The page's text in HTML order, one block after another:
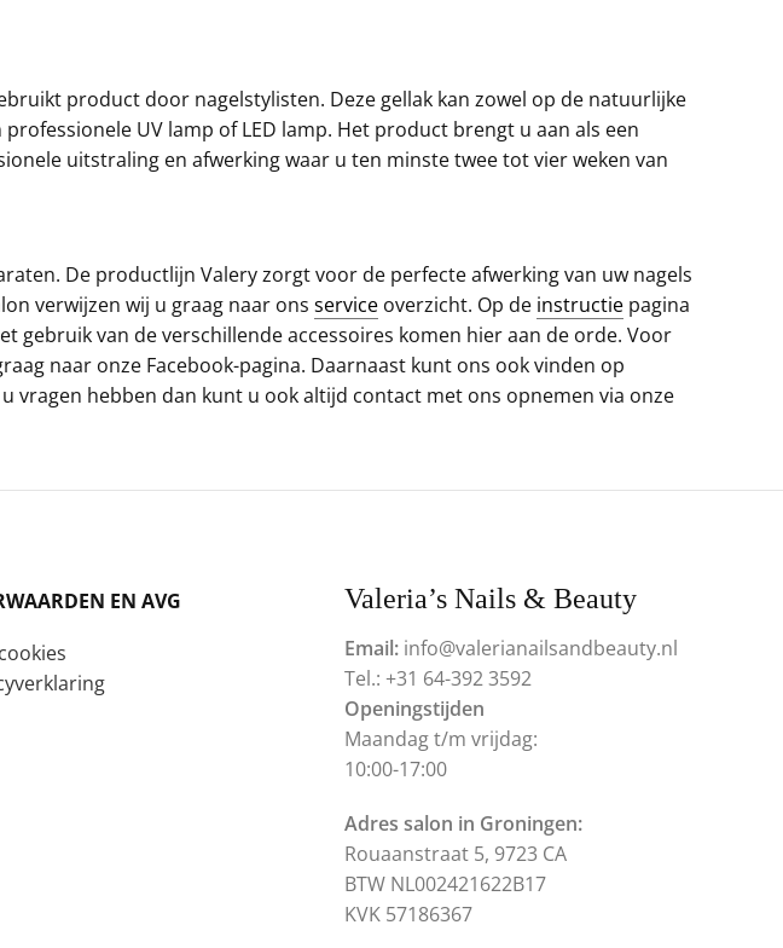
product door nagelstylisten. Deze gellak kan zowel op de natuurlijke
UV lamp of LED lamp. Het product brengt u aan als een
uitstraling en afwerking waar u ten minste twee tot vier weken van
De productlijn Valery zorgt voor de perfecte afwerking van uw nagels
verwijzen wij u graag naar ons service overzicht. Op de instructie pagina
van de verschillende accessoires komen hier aan de orde. Voor
naar onze Facebook-pagina. Daarnaast kunt ons ook vinden op
vragen hebben dan kunt u ook altijd contact met ons opnemen via onze
EN AVG
Valeria’s Nails & Beauty
Email: info@valerianailsandbeauty.nl
Tel.: +31 64-392 3592
Openingstijden
Maandag t/m vrijdag:
10:00-17:00
Adres salon in Groningen:
Rouaanstraat 5, 9723 CA
BTW NL002421622B17
KVK 57186367